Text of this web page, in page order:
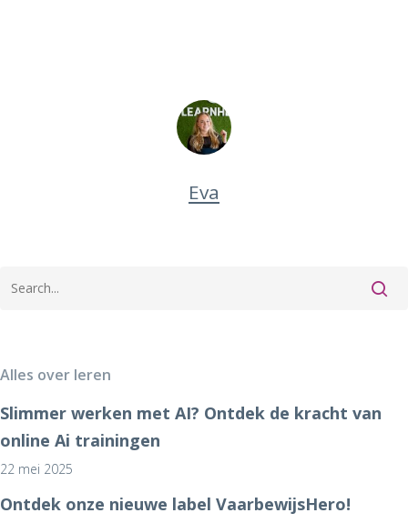
Eva
Alles over leren
Slimmer werken met AI? Ontdek de kracht van
online Ai trainingen
22 mei 2025
Ontdek onze nieuwe label VaarbewijsHero!